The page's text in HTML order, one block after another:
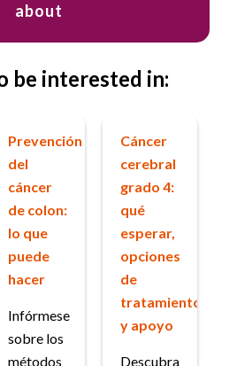
about
be interested in:
Prevención
del
cáncer
de colon:
lo que
puede
hacer
Infórmese
sobre los
métodos
Cáncer
cerebral
grado 4:
qué
esperar,
opciones
de
tratamiento
y apoyo
Descubra